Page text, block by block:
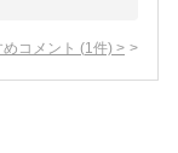
コメント (1 件) >